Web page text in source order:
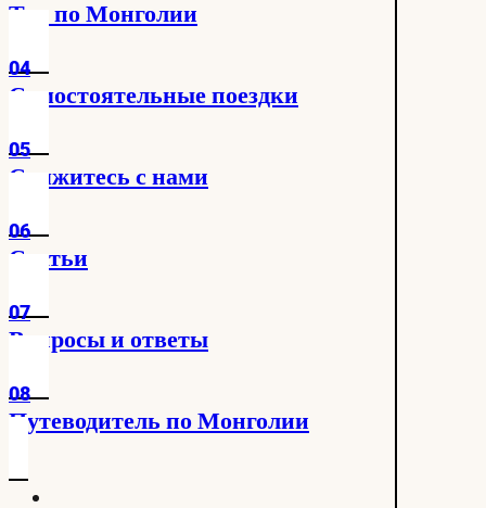
Тур по Монголии
04
Самостоятельные поездки
05
Свяжитесь с нами
06
Статьи
07
Вопросы и ответы
08
Путеводитель по Монголии